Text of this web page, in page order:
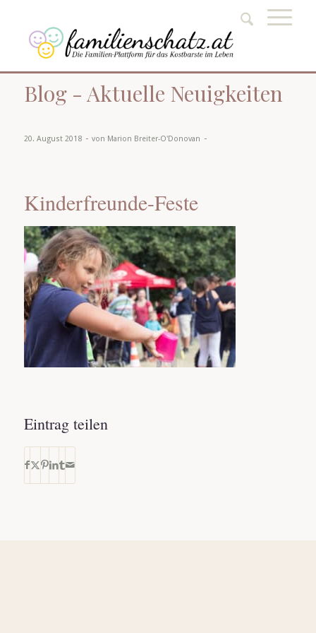
Blog - Aktuelle Neuigkeiten
20. August 2018 - von Marion Breiter-O'Donovan -
Kinderfreunde-Feste
Eintrag teilen